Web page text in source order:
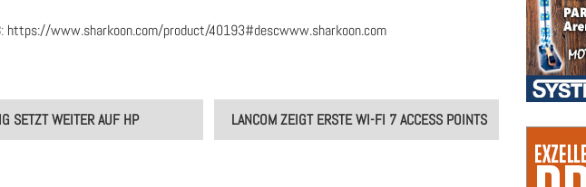
https://www.sharkoon.com/product/40193#descwww.sharkoon.com
SETZT WEITER AUF HP LANCOM ZEIGT ERSTE WI-FI 7 ACCESS POINTS